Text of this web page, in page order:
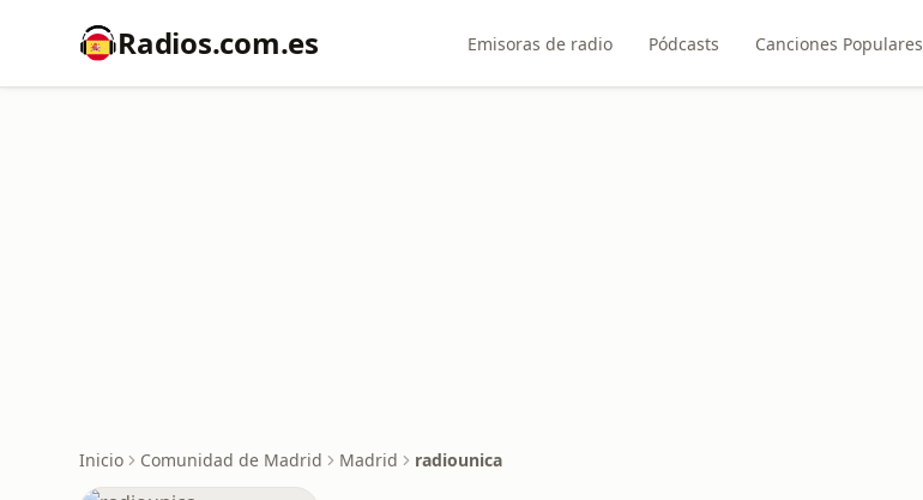
Radios.com.es Emisoras de radio Pódcasts Canciones Populares
Inicio Comunidad de Madrid Madrid radiounica